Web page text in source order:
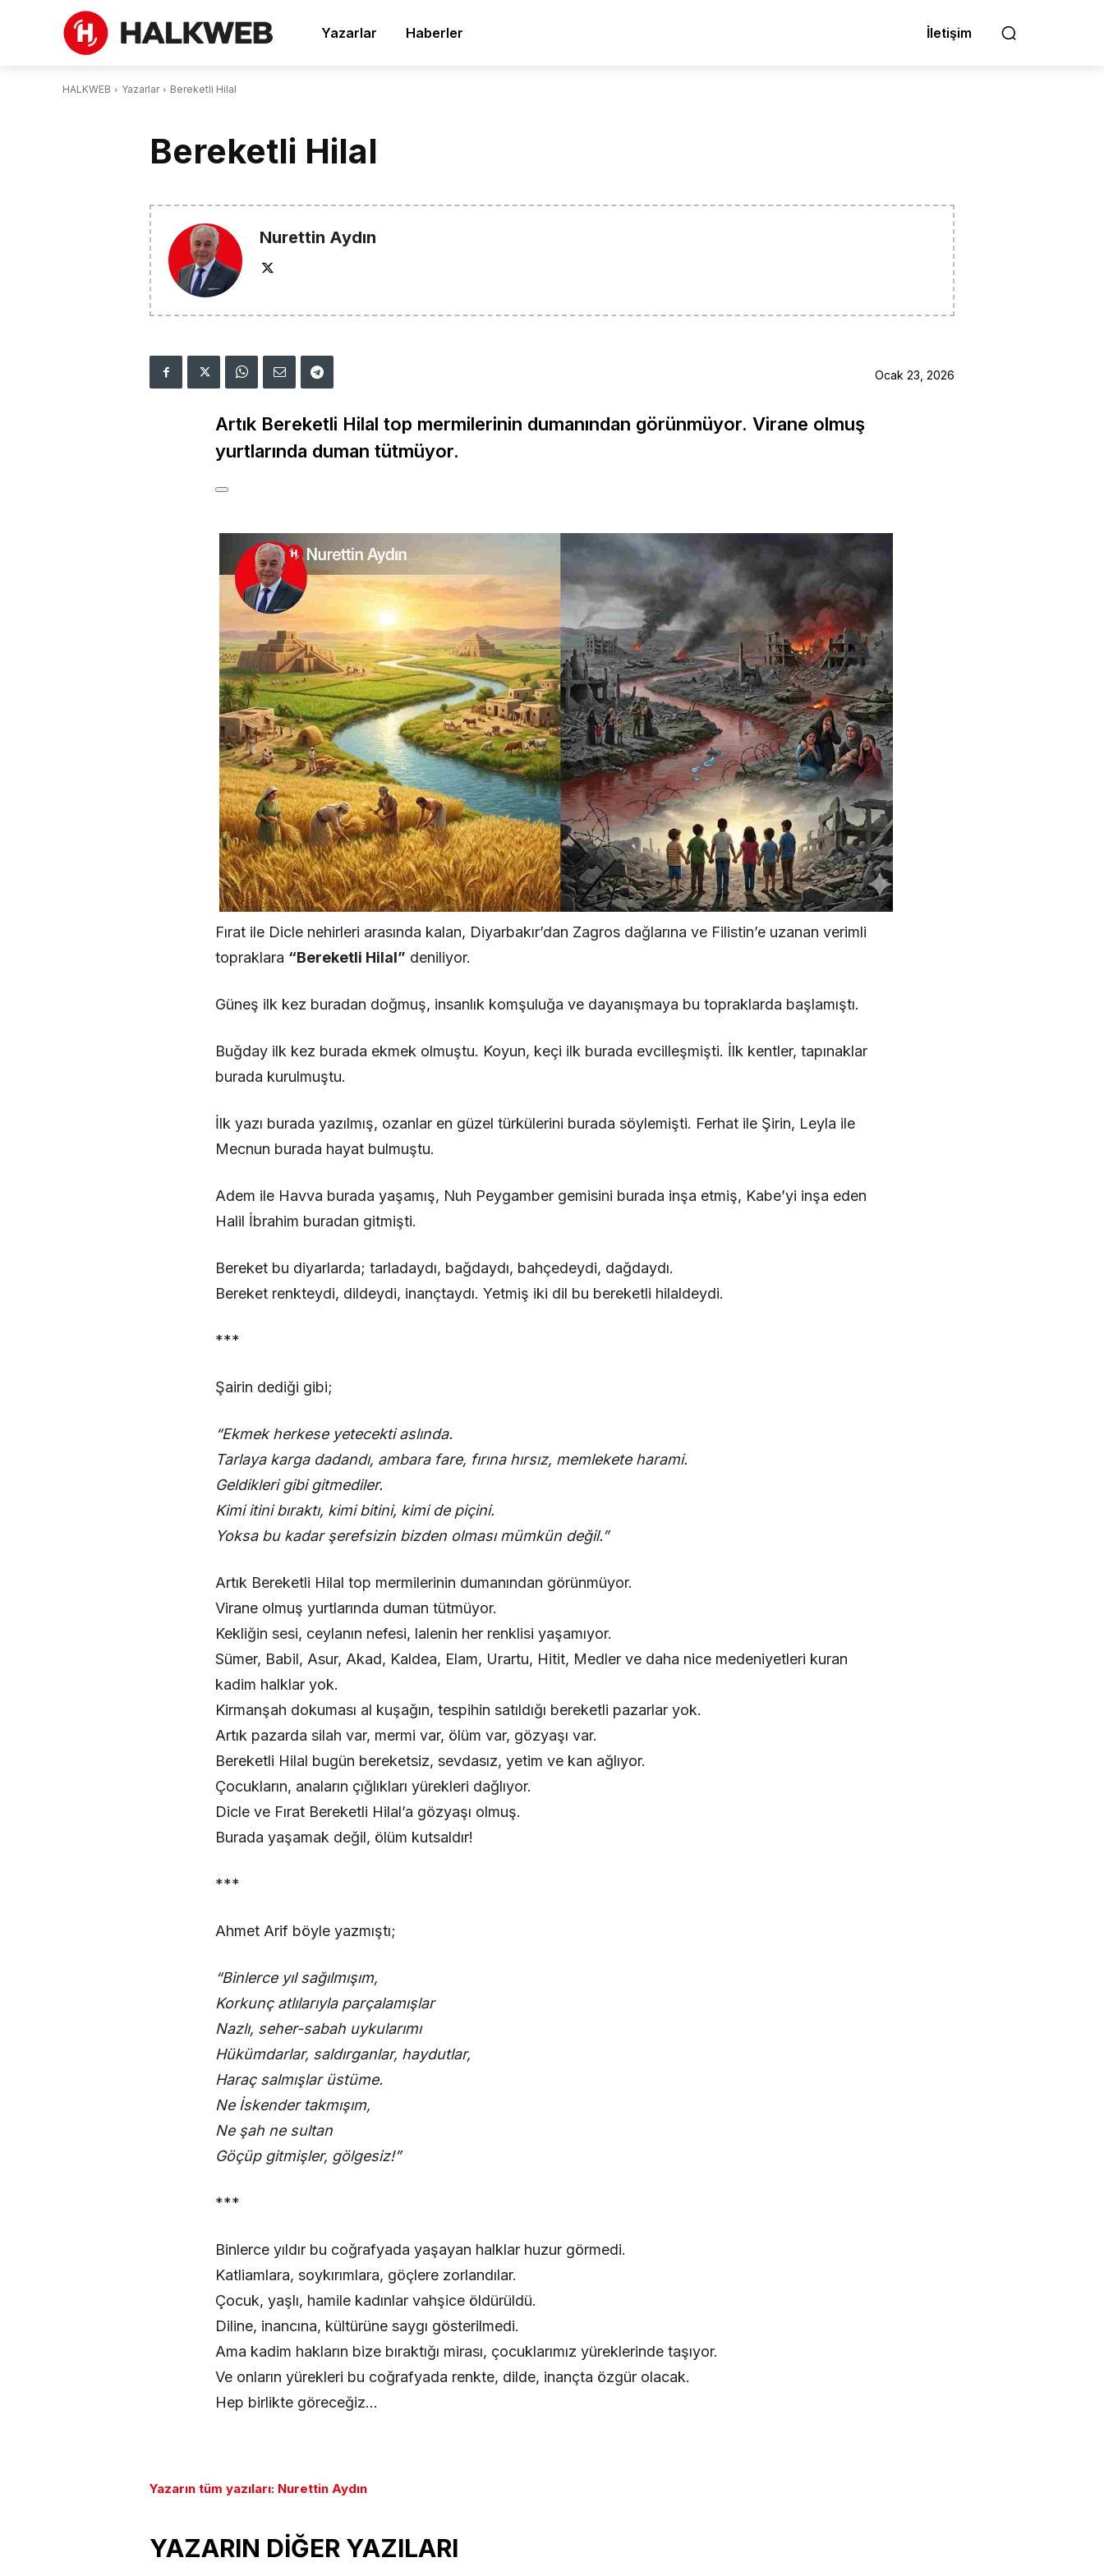
Yazarlar Haberler İletişim
HALKWEB Yazarlar Bereketli Hilal
Bereketli Hilal
Nurettin Aydın
Ocak 23, 2026
Artık Bereketli Hilal top mermilerinin dumanından görünmüyor. Virane olmuş
yurtlarında duman tütmüyor.
Fırat ile Dicle nehirleri arasında kalan, Diyarbakır’dan Zagros dağlarına ve Filistin’e uzanan verimli
topraklara “Bereketli Hilal” deniliyor.
Güneş ilk kez buradan doğmuş, insanlık komşuluğa ve dayanışmaya bu topraklarda başlamıştı.
Buğday ilk kez burada ekmek olmuştu. Koyun, keçi ilk burada evcilleşmişti. İlk kentler, tapınaklar
burada kurulmuştu.
İlk yazı burada yazılmış, ozanlar en güzel türkülerini burada söylemişti. Ferhat ile Şirin, Leyla ile
Mecnun burada hayat bulmuştu.
Adem ile Havva burada yaşamış, Nuh Peygamber gemisini burada inşa etmiş, Kabe’yi inşa eden
Halil İbrahim buradan gitmişti.
Bereket bu diyarlarda; tarladaydı, bağdaydı, bahçedeydi, dağdaydı.
Bereket renkteydi, dildeydi, inançtaydı. Yetmiş iki dil bu bereketli hilaldeydi.
***
Şairin dediği gibi;
“Ekmek herkese yetecekti aslında.
Tarlaya karga dadandı, ambara fare, fırına hırsız, memlekete harami.
Geldikleri gibi gitmediler.
Kimi itini bıraktı, kimi bitini, kimi de piçini.
Yoksa bu kadar şerefsizin bizden olması mümkün değil.”
Artık Bereketli Hilal top mermilerinin dumanından görünmüyor.
Virane olmuş yurtlarında duman tütmüyor.
Kekliğin sesi, ceylanın nefesi, lalenin her renklisi yaşamıyor.
Sümer, Babil, Asur, Akad, Kaldea, Elam, Urartu, Hitit, Medler ve daha nice medeniyetleri kuran
kadim halklar yok.
Kirmanşah dokuması al kuşağın, tespihin satıldığı bereketli pazarlar yok.
Artık pazarda silah var, mermi var, ölüm var, gözyaşı var.
Bereketli Hilal bugün bereketsiz, sevdasız, yetim ve kan ağlıyor.
Çocukların, anaların çığlıkları yürekleri dağlıyor.
Dicle ve Fırat Bereketli Hilal’a gözyaşı olmuş.
Burada yaşamak değil, ölüm kutsaldır!
***
Ahmet Arif böyle yazmıştı;
“Binlerce yıl sağılmışım,
Korkunç atlılarıyla parçalamışlar
Nazlı, seher-sabah uykularımı
Hükümdarlar, saldırganlar, haydutlar,
Haraç salmışlar üstüme.
Ne İskender takmışım,
Ne şah ne sultan
Göçüp gitmişler, gölgesiz!”
***
Binlerce yıldır bu coğrafyada yaşayan halklar huzur görmedi.
Katliamlara, soykırımlara, göçlere zorlandılar.
Çocuk, yaşlı, hamile kadınlar vahşice öldürüldü.
Diline, inancına, kültürüne saygı gösterilmedi.
Ama kadim hakların bize bıraktığı mirası, çocuklarımız yüreklerinde taşıyor.
Ve onların yürekleri bu coğrafyada renkte, dilde, inançta özgür olacak.
Hep birlikte göreceğiz…
Yazarın tüm yazıları: Nurettin Aydın
YAZARIN DİĞER YAZILARI